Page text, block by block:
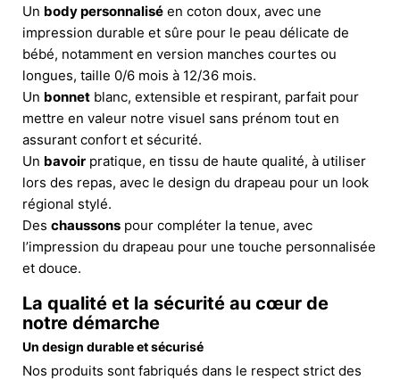
Un body personnalisé en coton doux, avec une
impression durable et sûre pour le peau délicate de
bébé, notamment en version manches courtes ou
longues, taille 0/6 mois à 12/36 mois.
Un bonnet blanc, extensible et respirant, parfait pour
mettre en valeur notre visuel sans prénom tout en
assurant confort et sécurité.
Un bavoir pratique, en tissu de haute qualité, à utiliser
lors des repas, avec le design du drapeau pour un look
régional stylé.
Des chaussons pour compléter la tenue, avec
l’impression du drapeau pour une touche personnalisée
et douce.
La qualité et la sécurité au cœur de
notre démarche
Un design durable et sécurisé
Nos produits sont fabriqués dans le respect strict des